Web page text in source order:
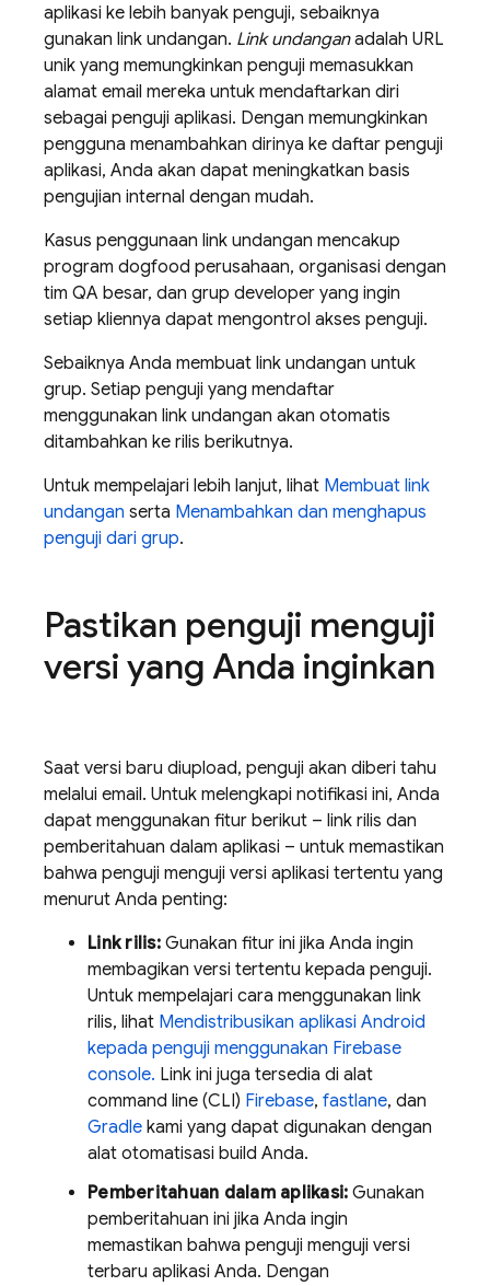
aplikasi ke lebih banyak penguji, sebaiknya
gunakan link undangan. Link undanganadalah URL
unik yang memungkinkan penguji memasukkan
alamat email mereka untuk mendaftarkan diri
sebagai penguji aplikasi. Dengan memungkinkan
pengguna menambahkan dirinya ke daftar penguji
aplikasi, Anda akan dapat meningkatkan basis
pengujian internal dengan mudah.
Kasus penggunaan link undangan mencakup
program dogfood perusahaan, organisasi dengan
tim QA besar, dan grup developer yang ingin
setiap kliennya dapat mengontrol akses penguji.
Sebaiknya Anda membuat link undangan untuk
grup. Setiap penguji yang mendaftar
menggunakan link undangan akan otomatis
ditambahkan ke rilis berikutnya.
Untuk mempelajari lebih lanjut, lihat Membuat link
undangan serta Menambahkan dan menghapus
penguji dari grup.
Pastikan penguji menguji
versi yang Anda inginkan
Saat versi baru diupload, penguji akan diberi tahu
melalui email. Untuk melengkapi notifikasi ini, Anda
dapat menggunakan fitur berikut – link rilis dan
pemberitahuan dalam aplikasi – untuk memastikan
bahwa penguji menguji versi aplikasi tertentu yang
menurut Anda penting:
Link rilis:Gunakan fitur ini jika Anda ingin
membagikan versi tertentu kepada penguji.
Untuk mempelajari cara menggunakan link
rilis, lihat Mendistribusikan aplikasi Android
kepada penguji menggunakan Firebase
console. Link ini juga tersedia di alat
command line (CLI) Firebase, fastlane, dan
Gradle kami yang dapat digunakan dengan
alat otomatisasi build Anda.
Pemberitahuan dalam aplikasi: Gunakan
pemberitahuan ini jika Anda ingin
memastikan bahwa penguji menguji versi
terbaru aplikasi Anda. Dengan